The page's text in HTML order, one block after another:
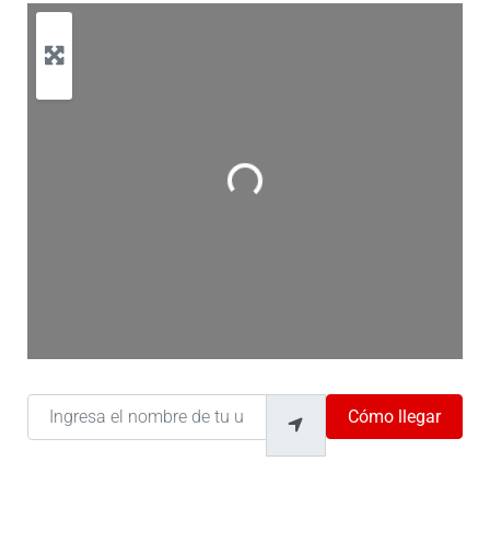
Cargando…
Ingresa el nombre de tu ubicación
Cómo llegar